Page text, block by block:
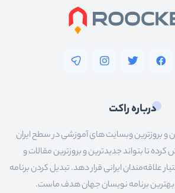
درباره راکت
و بروزترین وبسایت های آموزشی در سطح ایران
تا بتواند جدیدترین و بروزترین مقالات و
علاقه‌مندان ایرانی قرار دهد. تبدیل کردن برنامه
بهترین برنامه نویسان جهان هدف ماست.